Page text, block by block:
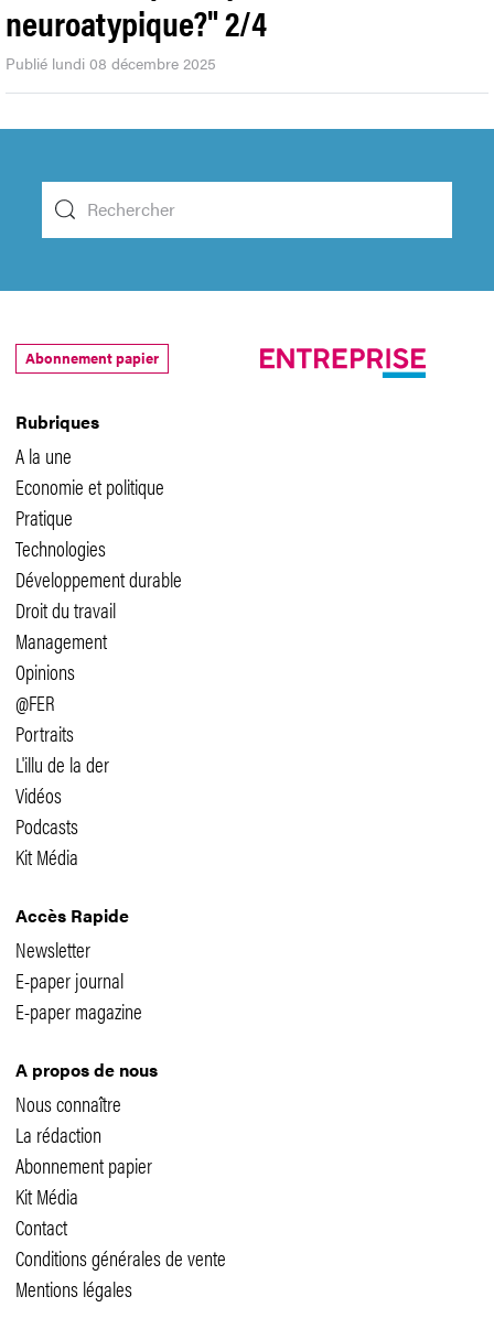
neuroatypique?" 2/4
Publié lundi 08 décembre 2025
Rubriques
A la une
Economie et politique
Pratique
Technologies
Développement durable
Droit du travail
Management
Opinions
@FER
Portraits
L'illu de la der
Vidéos
Podcasts
Kit Média
Accès Rapide
Newsletter
E-paper journal
E-paper magazine
A propos de nous
Nous connaître
La rédaction
Abonnement papier
Kit Média
Contact
Conditions générales de vente
Mentions légales
Abonnement papier